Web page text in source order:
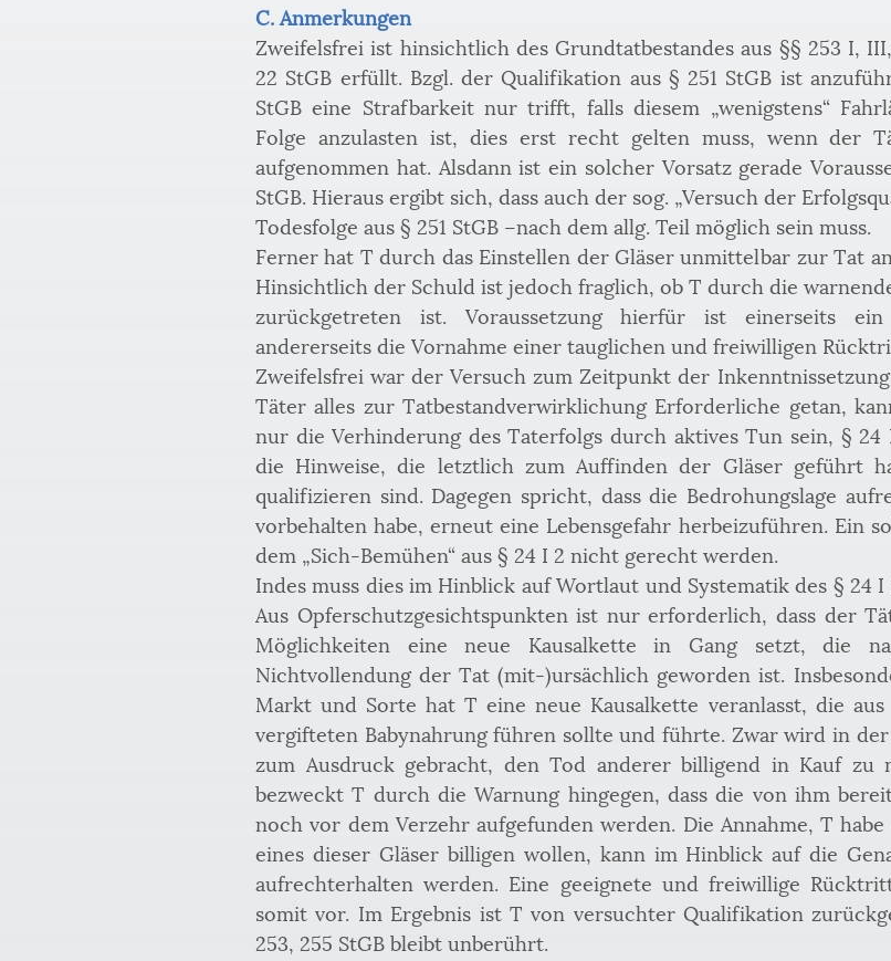
C. Anmerkungen
Zweifelsfrei ist hinsichtlich des Grundtatbestandes aus §§ 253 I,
22 StGB erfüllt. Bzgl. der Qualifikation aus § 251 StGB ist
StGB eine Strafbarkeit nur trifft, falls diesem „wenigstens“
Folge anzulasten ist, dies erst recht gelten muss, wenn der
aufgenommen hat. Alsdann ist ein solcher Vorsatz gerade
StGB. Hieraus ergibt sich, dass auch der sog. „Versuch der
Todesfolge aus § 251 StGB –nach dem allg. Teil möglich sein muss.
Ferner hat T durch das Einstellen der Gläser unmittelbar zur Tat
Hinsichtlich der Schuld ist jedoch fraglich, ob T durch die
zurückgetreten ist. Voraussetzung hierfür ist einerseits ein
andererseits die Vornahme einer tauglichen und freiwilligen
Zweifelsfrei war der Versuch zum Zeitpunkt der
Täter alles zur Tatbestandverwirklichung Erforderliche getan,
nur die Verhinderung des Taterfolgs durch aktives Tun sein, § 24
die Hinweise, die letztlich zum Auffinden der Gläser geführt
qualifizieren sind. Dagegen spricht, dass die Bedrohungslage
vorbehalten habe, erneut eine Lebensgefahr herbeizuführen. Ein
dem „Sich-Bemühen“ aus § 24 I 2 nicht gerecht werden.
Indes muss dies im Hinblick auf Wortlaut und Systematik des § 24
Aus Opferschutzgesichtspunkten ist nur erforderlich, dass der
Möglichkeiten eine neue Kausalkette in Gang setzt, die
Nichtvollendung der Tat (mit-)ursächlich geworden ist.
Markt und Sorte hat T eine neue Kausalkette veranlasst, die
vergifteten Babynahrung führen sollte und führte. Zwar wird in
zum Ausdruck gebracht, den Tod anderer billigend in Kauf zu
bezweckt T durch die Warnung hingegen, dass die von ihm
noch vor dem Verzehr aufgefunden werden. Die Annahme, T
eines dieser Gläser billigen wollen, kann im Hinblick auf die
aufrechterhalten werden. Eine geeignete und freiwillige
somit vor. Im Ergebnis ist T von versuchter Qualifikation
253, 255 StGB bleibt unberührt.